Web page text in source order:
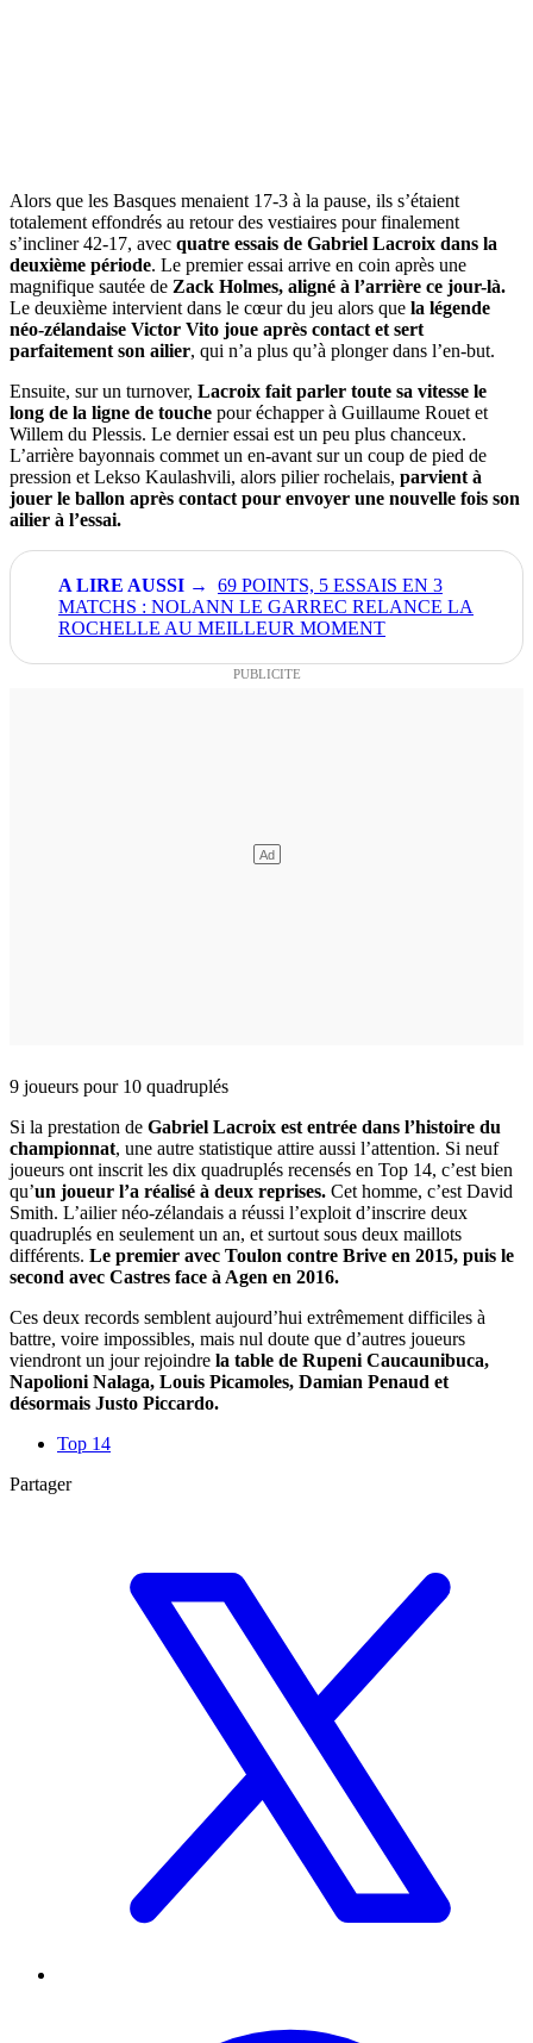
Alors que les Basques menaient 17-3 à la pause, ils s’étaient
totalement effondrés au retour des vestiaires pour finalement
s’incliner 42-17, avec quatre essais de Gabriel Lacroix dans la
deuxième période. Le premier essai arrive en coin après une
magnifique sautée de Zack Holmes, aligné à l’arrière ce jour-là.
Le deuxième intervient dans le cœur du jeu alors que la légende
néo-zélandaise Victor Vito joue après contact et sert
parfaitement son ailier, qui n’a plus qu’à plonger dans l’en-but.
Ensuite, sur un turnover, Lacroix fait parler toute sa vitesse le
long de la ligne de touche pour échapper à Guillaume Rouet et
Willem du Plessis. Le dernier essai est un peu plus chanceux.
L’arrière bayonnais commet un en-avant sur un coup de pied de
pression et Lekso Kaulashvili, alors pilier rochelais, parvient à
jouer le ballon après contact pour envoyer une nouvelle fois son
ailier à l’essai.
69 POINTS, 5 ESSAIS EN 3
MATCHS : NOLANN LE GARREC RELANCE LA
ROCHELLE AU MEILLEUR MOMENT
9 joueurs pour 10 quadruplés
Si la prestation de Gabriel Lacroix est entrée dans l’histoire du
championnat, une autre statistique attire aussi l’attention. Si neuf
joueurs ont inscrit les dix quadruplés recensés en Top 14, c’est bien
qu’un joueur l’a réalisé à deux reprises. Cet homme, c’est David
Smith. L’ailier néo-zélandais a réussi l’exploit d’inscrire deux
quadruplés en seulement un an, et surtout sous deux maillots
différents. Le premier avec Toulon contre Brive en 2015, puis le
second avec Castres face à Agen en 2016.
Ces deux records semblent aujourd’hui extrêmement difficiles à
battre, voire impossibles, mais nul doute que d’autres joueurs
viendront un jour rejoindre la table de Rupeni Caucaunibuca,
Napolioni Nalaga, Louis Picamoles, Damian Penaud et
désormais Justo Piccardo.
Top 14
Partager